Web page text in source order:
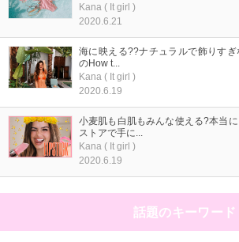
Kana ( It girl )
2020.6.21
海に映える??ナチュラルで飾りす
のHow t...
Kana ( It girl )
2020.6.19
小麦肌も白肌もみんな使える?本当
ストアで手に...
Kana ( It girl )
2020.6.19
話題のキーワード